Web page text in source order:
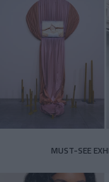
MUST-SEE